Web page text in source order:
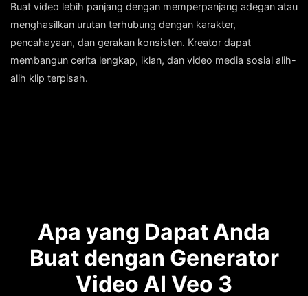
Buat video lebih panjang dengan memperpanjang adegan atau
menghasilkan urutan terhubung dengan karakter,
pencahayaan, dan gerakan konsisten. Kreator dapat
membangun cerita lengkap, iklan, dan video media sosial alih-
alih klip terpisah.
Apa yang Dapat Anda
Buat dengan Generator
Video AI Veo 3